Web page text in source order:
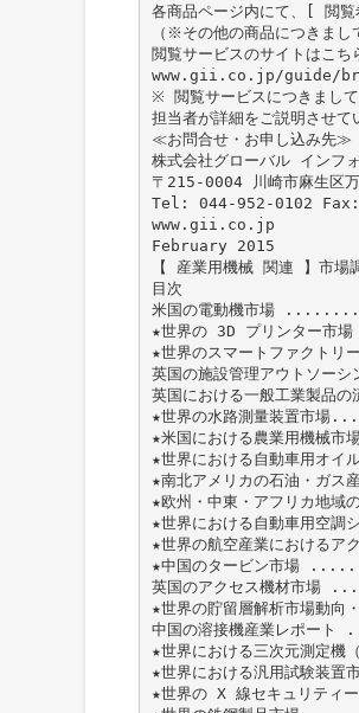
各商品ページ内にて、[ 閲覧
（※その他の商品につきまし
閲覧サービスのサイトはこち
www.gii.co.jp/guide/
※ 閲覧サービスにつきまし
担当者が詳細をご説明させて
≪お問合せ・お申し込み先≫
株式会社グローバル インフ
〒215-0004 川崎市麻生区
Tel: 044-952-0102